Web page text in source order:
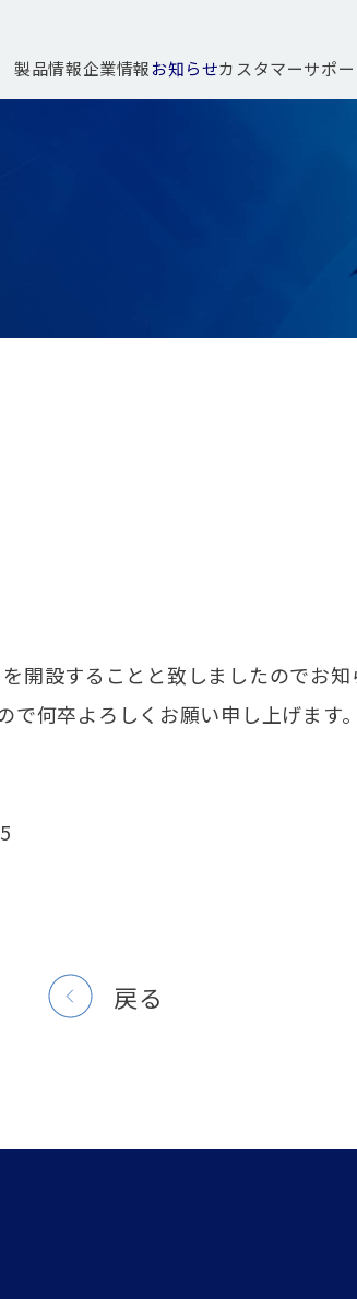
製品情報企業情報お知らせカスタマーサポー
開設することと致しましたのでお知
何卒よろしくお願い申し上げます。
戻る